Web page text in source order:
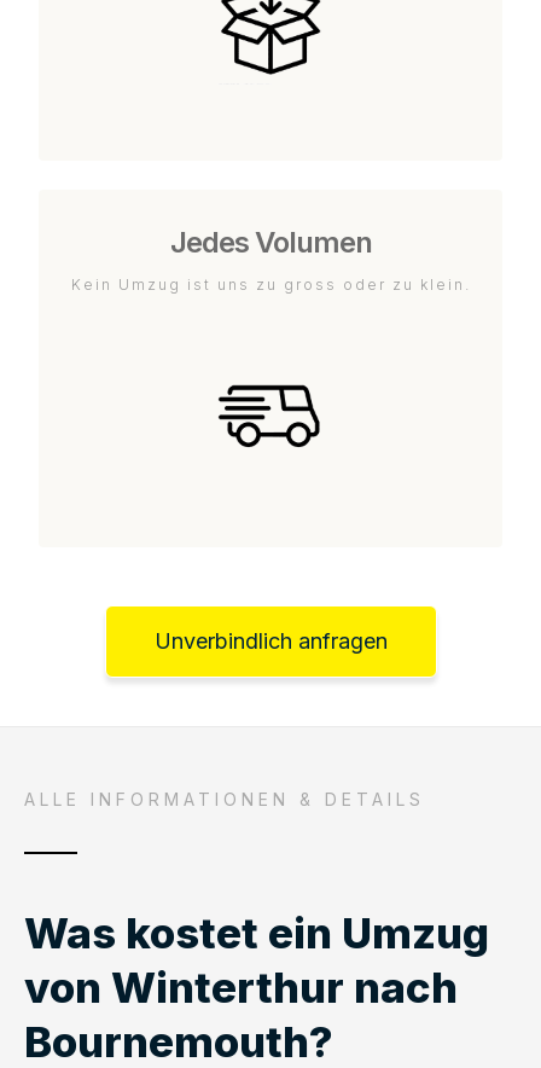
Jedes Volumen
Kein Umzug ist uns zu gross oder zu klein.
Unverbindlich anfragen
ALLE INFORMATIONEN & DETAILS
Was kostet ein Umzug
von Winterthur nach
Bournemouth?